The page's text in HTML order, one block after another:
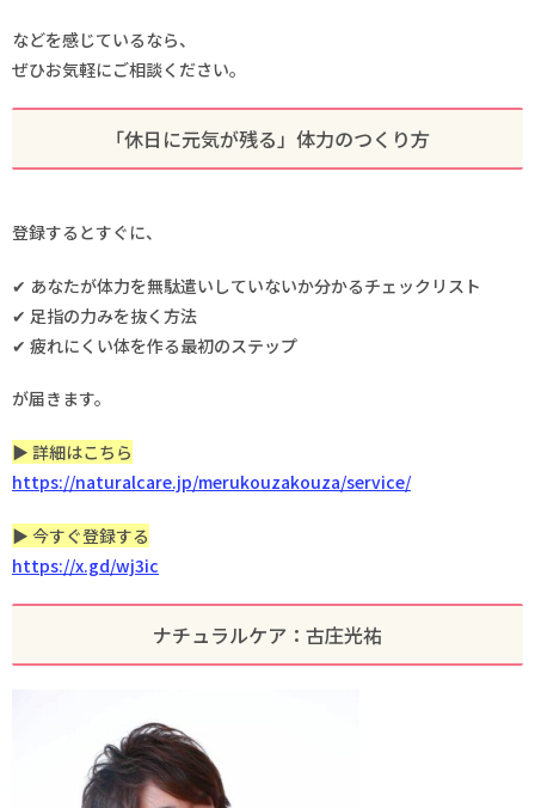
などを感じているなら、
ぜひお気軽にご相談ください。
「休日に元気が残る」体力のつくり方
登録するとすぐに、
✔ あなたが体力を無駄遣いしていないか分かるチェックリスト
✔ 足指の力みを抜く方法
✔ 疲れにくい体を作る最初のステップ
が届きます。
▶︎ 詳細はこちら
https://naturalcare.jp/merukouzakouza/service/
▶︎ 今すぐ登録する
https://x.gd/wj3ic
ナチュラルケア：古庄光祐